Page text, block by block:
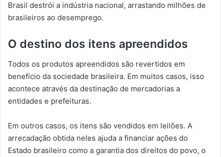
Brasil destrói a indústria nacional, arrastando milhões de
brasileiros ao desemprego.
O destino dos itens apreendidos
Todos os produtos apreendidos são revertidos em
benefício da sociedade brasileira. Em muitos casos, isso
acontece através da destinação de mercadorias a
entidades e prefeituras.
Em outros casos, os itens são vendidos em leilões. A
arrecadação obtida neles ajuda a financiar ações do
Estado brasileiro como a garantia dos direitos do povo, o